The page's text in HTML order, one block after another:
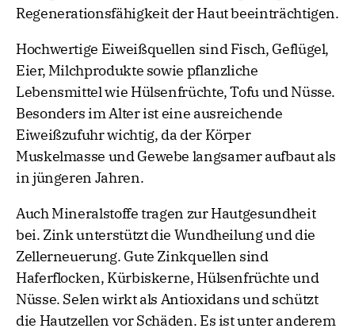
Regenerationsfähigkeit der Haut beeinträchtigen.
Hochwertige Eiweißquellen sind Fisch, Geflügel,
Eier, Milchprodukte sowie pflanzliche
Lebensmittel wie Hülsenfrüchte, Tofu und Nüsse.
Besonders im Alter ist eine ausreichende
Eiweißzufuhr wichtig, da der Körper
Muskelmasse und Gewebe langsamer aufbaut als
in jüngeren Jahren.
Auch Mineralstoffe tragen zur Hautgesundheit
bei. Zink unterstützt die Wundheilung und die
Zellerneuerung. Gute Zinkquellen sind
Haferflocken, Kürbiskerne, Hülsenfrüchte und
Nüsse. Selen wirkt als Antioxidans und schützt
die Hautzellen vor Schäden. Es ist unter anderem